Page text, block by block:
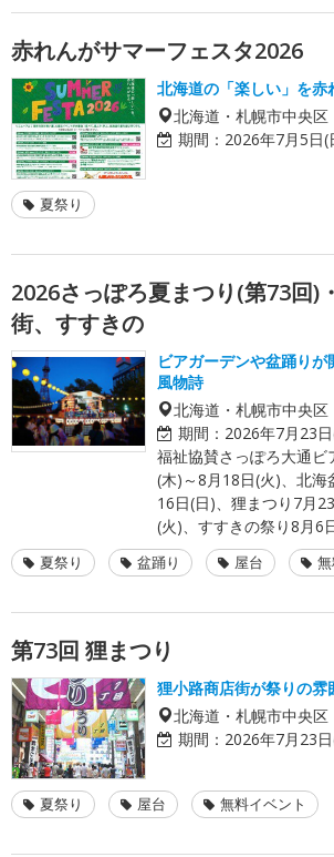
赤れんがサマーフェスタ2026
北海道の「楽しい」を赤
北海道・札幌市中央区
期間： 2026年7月5日
夏祭り
2026さっぽろ夏まつり(第73回)
街、すすきの
ビアガーデンや盆踊り
風物詩
北海道・札幌市中央区
期間： 2026年7月23
福祉協賛さっぽろ大通ビ
(木)～8月18日(火)、北海
16日(日)、狸まつり7月
(火)、すすきの祭り8月6
夏祭り 盆踊り 屋台
第73回 狸まつり
狸小路商店街が祭りの雰
北海道・札幌市中央区
期間： 2026年7月23
夏祭り 屋台 無料イベント